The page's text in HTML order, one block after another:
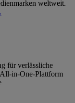
weltweit.
für verlässliche
in-One-Plattform